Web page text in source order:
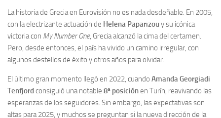
La historia de Grecia en Eurovisión no es nada desdeñable. En 2005,
con la electrizante actuación de Helena Paparizouy su icónica
victoria con My Number One, Grecia alcanzó la cima del certamen.
Pero, desde entonces, el país ha vivido un camino irregular, con
algunos destellos de éxito y otros años para olvidar.
El último gran momento llegó en 2022, cuando Amanda Georgiadi
Tenfjord consiguió una notable 8ª posiciónen Turín, reavivando las
esperanzas de los seguidores. Sin embargo, las expectativas son
altas para 2025, y muchos se preguntan si la nueva dirección de la